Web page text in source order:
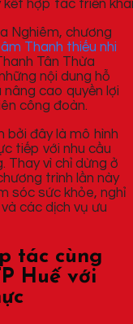
hợp tác triển
Nghiêm, chương
Thanh thiếu nhi
Tân Thừa
nội dung hỗ
cao quyền lợi
công đoàn.
bởi đây là mô hình
tiếp với nhu cầu
Thay vì chỉ dừng ở
trình lần này
sóc sức khỏe, nghỉ
các dịch vụ ưu
tác cùng
Huế với